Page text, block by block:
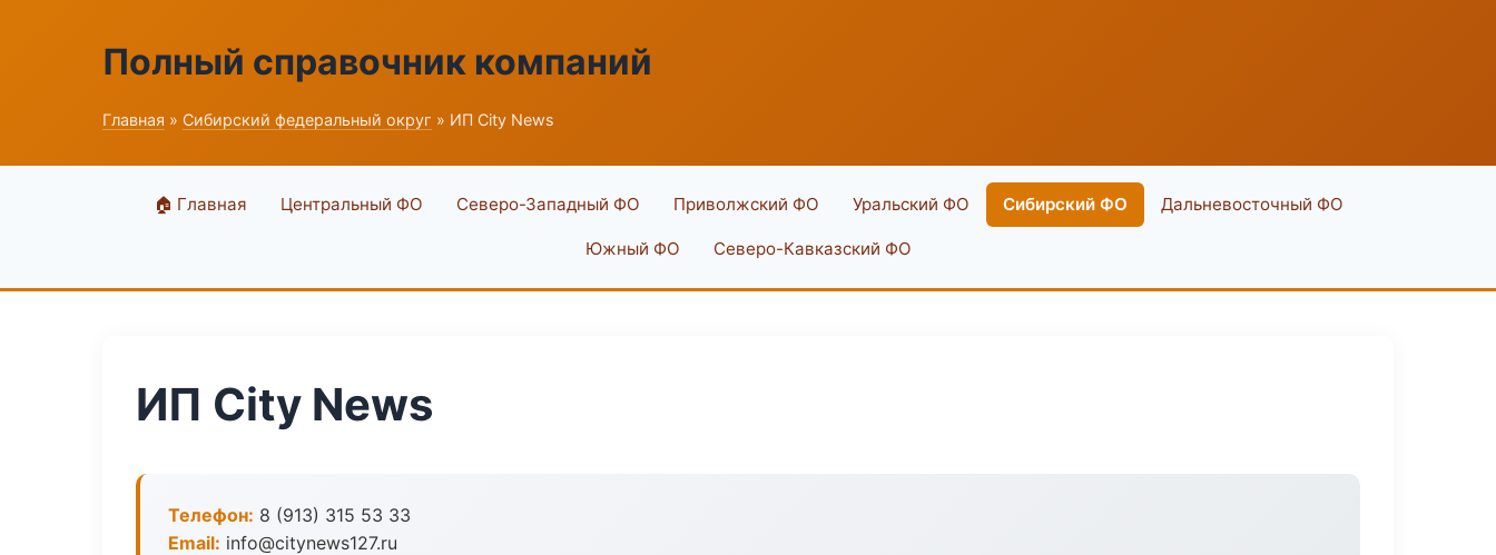
Полный справочник компаний
Главная » Сибирский федеральный округ » ИП City News
🏠 Главная Центральный ФО Северо-Западный ФО Приволжский ФО Уральский ФО Сибирский ФО Дальневосточный ФО
Южный ФО Северо-Кавказский ФО
ИП City News
Телефон: 8 (913) 315 53 33
Email: info@citynews127.ru